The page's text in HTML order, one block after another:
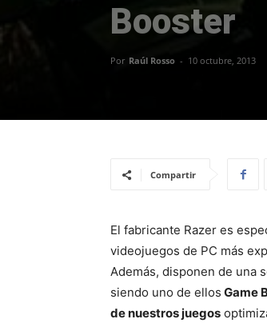
Booster
Por Raúl Rosso - 10 octubre, 2013
Compartir
El fabricante Razer es
videojuegos de PC más
Además, disponen de una
siendo uno de ellos Game
de nuestros juegos